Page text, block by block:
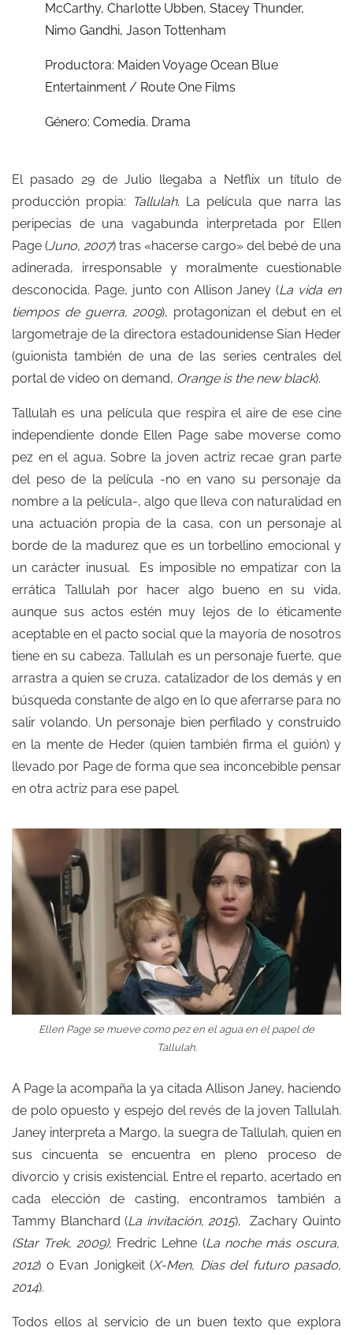
McCarthy, Charlotte Ubben, Stacey Thunder,
Nimo Gandhi, Jason Tottenham
Productora: Maiden Voyage Ocean Blue
Entertainment / Route One Films
Género: Comedia. Drama
El pasado 29 de Julio llegaba a Netflix un título de
producción propia:
Tallulah. La película que narra las
peripecias de una vagabunda interpretada por Ellen
Page (Juno, 2007) tras «hacerse cargo» del bebé de una
adinerada, irresponsable y moralmente cuestionable
desconocida. Page, junto con Allison Janey (La vida en
tiempos de guerra, 2009), protagonizan el debut en el
largometraje de la directora estadounidense Sian Heder
(guionista también de una de las series centrales del
portal de video on demand, Orange is the new black).
Tallulah es una película que respira el aire de ese cine
independiente donde Ellen Page sabe moverse como
pez en el agua. Sobre la joven actriz recae gran parte
del peso de la película -no en vano su personaje da
nombre a la película-, algo que lleva con naturalidad en
una actuación propia de la casa, con un personaje al
borde de la madurez que es un torbellino emocional y
un carácter inusual. Es imposible no empatizar con la
errática Tallulah por hacer algo bueno en su vida,
aunque sus actos estén muy lejos de lo éticamente
aceptable en el pacto social que la mayoría de nosotros
tiene en su cabeza. Tallulah es un personaje fuerte, que
arrastra a quien se cruza, catalizador de los demás y en
búsqueda constante de algo en lo que aferrarse para no
salir volando. Un personaje bien perfilado y construido
en la mente de Heder (quien también firma el guión) y
llevado por Page de forma que sea inconcebible pensar
en otra actriz para ese papel.
Ellen Page se mueve como pez en el agua en el papel de
Tallulah.
A Page la acompaña la ya citada Allison Janey, haciendo
de polo opuesto y espejo del revés de la joven Tallulah.
Janey interpreta a Margo, la suegra de Tallulah, quien en
sus cincuenta se encuentra en pleno proceso de
divorcio y crisis existencial. Entre el reparto, acertado en
cada elección de casting, encontramos también a
Tammy Blanchard (La invitación, 2015), Zachary Quinto
(Star Trek, 2009), Fredric Lehne (La noche más oscura,
2012) o Evan Jonigkeit (X-Men, Días del futuro pasado,
2014).
Todos ellos al servicio de un buen texto que explora